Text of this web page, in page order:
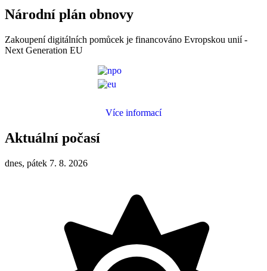
Národní plán obnovy
Zakoupení digitálních pomůcek je financováno Evropskou unií -
Next Generation EU
Více informací
Aktuální počasí
dnes, pátek 7. 8. 2026